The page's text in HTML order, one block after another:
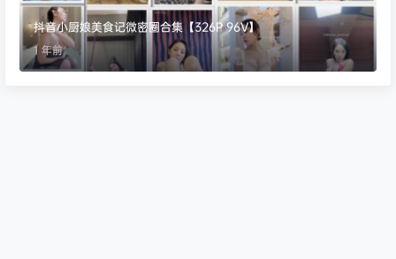
抖音小厨娘美食记微密圈合集【326P 96V】
1 年前